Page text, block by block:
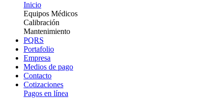
Inicio
Equipos Médicos
Calibración
Mantenimiento
PQRS
Portafolio
Empresa
Medios de pago
Contacto
Cotizaciones
Pagos en línea